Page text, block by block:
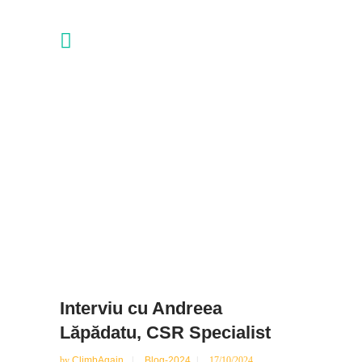
Interviu cu Andreea
Lăpădatu, CSR Specialist